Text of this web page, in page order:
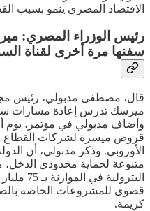
الاقتصاد المصري ينمو بسبب
رئيس الوزراء المصري:
سفنها مرة أخرى لقناة
قال، مصطفى مدبولي، رئيس
ميرسك تدرس إعادة مسارات
وأضاف مدبولي في مؤتمر، يوم
قروض ميسرة لشركات القطاع
الأوروبي. وذكر مدبولي، أن
متنوعة لحماية محدودي الدخل،
قصوى للمشروعات الخاصة
كريمة.